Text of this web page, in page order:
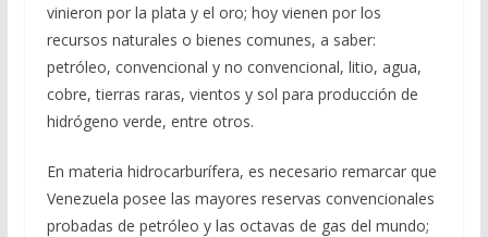
vinieron por la plata y el oro; hoy vienen por los
recursos naturales o bienes comunes, a saber:
petróleo, convencional y no convencional, litio, agua,
cobre, tierras raras, vientos y sol para producción de
hidrógeno verde, entre otros.
En materia hidrocarburífera, es necesario remarcar que
Venezuela posee las mayores reservas convencionales
probadas de petróleo y las octavas de gas del mundo;